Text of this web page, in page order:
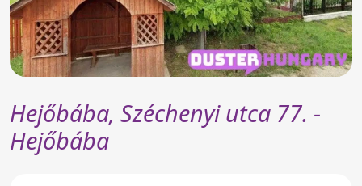
Hejőbába, Széchenyi utca 77. -
Hejőbába